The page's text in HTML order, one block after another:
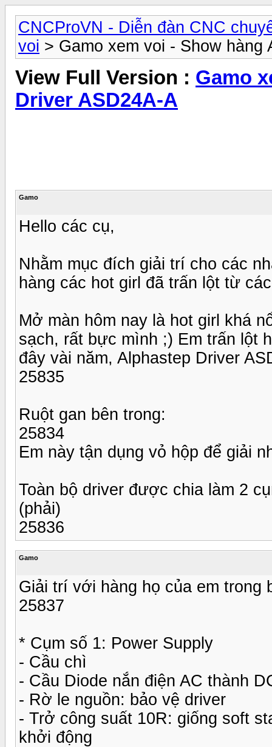
CNCProVN - Diễn đàn CNC
voi > Gamo xem voi - Show hàng
View Full Version : Gamo
Driver ASD24A-A
Gamo
Hello các cụ,
Nhằm mục đích giải trí cho các
hàng các hot girl đã trấn lột từ
Mở màn hôm nay là hot girl khá
sạch, rất bực mình ;) Em trấn lột
đây vài năm, Alphastep Driver
25835
Ruột gan bên trong:
25834
Em này tận dụng vỏ hộp để giải
Toàn bộ driver được chia làm 2
(phải)
25836
Gamo
Giải trí với hàng họ của em trong
25837
* Cụm số 1: Power Supply
- Cầu chì
- Cầu Diode nắn điện AC thành
- Rờ le nguồn: bảo vệ driver
- Trở công suất 10R: giống soft
khởi động